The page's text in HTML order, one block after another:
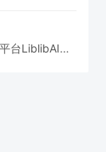
台LiblibAI获